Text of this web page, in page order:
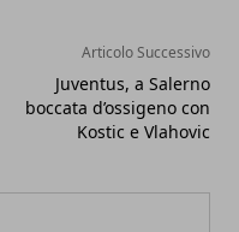
Articolo Successivo
Juventus, a Salerno
boccata d’ossigeno con
Kostic e Vlahovic